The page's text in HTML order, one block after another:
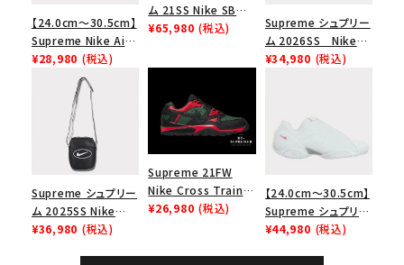
【24.0cm～30.5cm】
Supreme Nike Air
Force 1 Low シュプ
リーム ナイキエアフォ
ース１スニーカー シ
ューズ ホワイト
¥28,980 (税込)
ム 21SS Nike SB
Dunk Low ナイキSB
¥65,980 (税込)
Supreme シュプリー
ム 2026SS Nike
SB Air Max 2 CB 94
¥34,980 (税込)
Supreme シュプリー
ム 2025SS Nike
Leather Shoulder
¥36,980 (税込)
Supreme 21FW
Nike Cross Trainer
Low ナイキクロスト
¥26,980 (税込)
【24.0cm～30.5cm】
Supreme シュプリー
ム 2023AW Nike
¥44,980 (税込)